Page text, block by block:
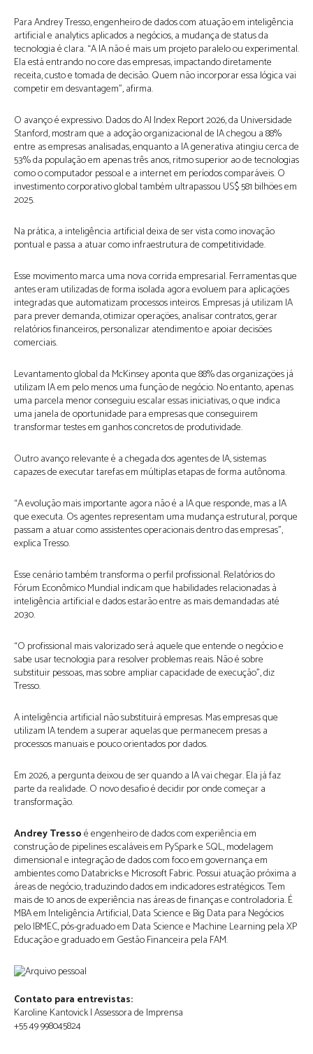
Para Andrey Tresso, engenheiro de dados com atuação em inteligência
artificial e analytics aplicados a negócios, a mudança de status da
tecnologia é clara. “A IA não é mais um projeto paralelo ou experimental.
Ela está entrando no core das empresas, impactando diretamente
receita, custo e tomada de decisão. Quem não incorporar essa lógica vai
competir em desvantagem”, afirma.
O avanço é expressivo. Dados do AI Index Report 2026, da Universidade
Stanford, mostram que a adoção organizacional de IA chegou a 88%
entre as empresas analisadas, enquanto a IA generativa atingiu cerca de
53% da população em apenas três anos, ritmo superior ao de tecnologias
como o computador pessoal e a internet em períodos comparáveis. O
investimento corporativo global também ultrapassou US$ 581 bilhões em
2025.
Na prática, a inteligência artificial deixa de ser vista como inovação
pontual e passa a atuar como infraestrutura de competitividade.
Esse movimento marca uma nova corrida empresarial. Ferramentas que
antes eram utilizadas de forma isolada agora evoluem para aplicações
integradas que automatizam processos inteiros. Empresas já utilizam IA
para prever demanda, otimizar operações, analisar contratos, gerar
relatórios financeiros, personalizar atendimento e apoiar decisões
comerciais.
Levantamento global da McKinsey aponta que 88% das organizações já
utilizam IA em pelo menos uma função de negócio. No entanto, apenas
uma parcela menor conseguiu escalar essas iniciativas, o que indica
uma janela de oportunidade para empresas que conseguirem
transformar testes em ganhos concretos de produtividade.
Outro avanço relevante é a chegada dos agentes de IA, sistemas
capazes de executar tarefas em múltiplas etapas de forma autônoma.
“A evolução mais importante agora não é a IA que responde, mas a IA
que executa. Os agentes representam uma mudança estrutural, porque
passam a atuar como assistentes operacionais dentro das empresas”,
explica Tresso.
Esse cenário também transforma o perfil profissional. Relatórios do
Fórum Econômico Mundial indicam que habilidades relacionadas à
inteligência artificial e dados estarão entre as mais demandadas até
2030.
“O profissional mais valorizado será aquele que entende o negócio e
sabe usar tecnologia para resolver problemas reais. Não é sobre
substituir pessoas, mas sobre ampliar capacidade de execução”, diz
Tresso.
A inteligência artificial não substituirá empresas. Mas empresas que
utilizam IA tendem a superar aquelas que permanecem presas a
processos manuais e pouco orientados por dados.
Em 2026, a pergunta deixou de ser quando a IA vai chegar. Ela já faz
parte da realidade. O novo desafio é decidir por onde começar a
transformação.
Andrey Tressoé engenheiro de dados com experiência em
construção de pipelines escaláveis em PySpark e SQL, modelagem
dimensional e integração de dados com foco em governança em
ambientes como Databricks e Microsoft Fabric. Possui atuação próxima a
áreas de negócio, traduzindo dados em indicadores estratégicos. Tem
mais de 10 anos de experiência nas áreas de finanças e controladoria. É
MBA em Inteligência Artificial, Data Science e Big Data para Negócios
pelo IBMEC, pós-graduado em Data Science e Machine Learning pela XP
Educação e graduado em Gestão Financeira pela FAM.
Contato para entrevistas:
Karoline Kantovick | Assessora de Imprensa
+55 49 998045824